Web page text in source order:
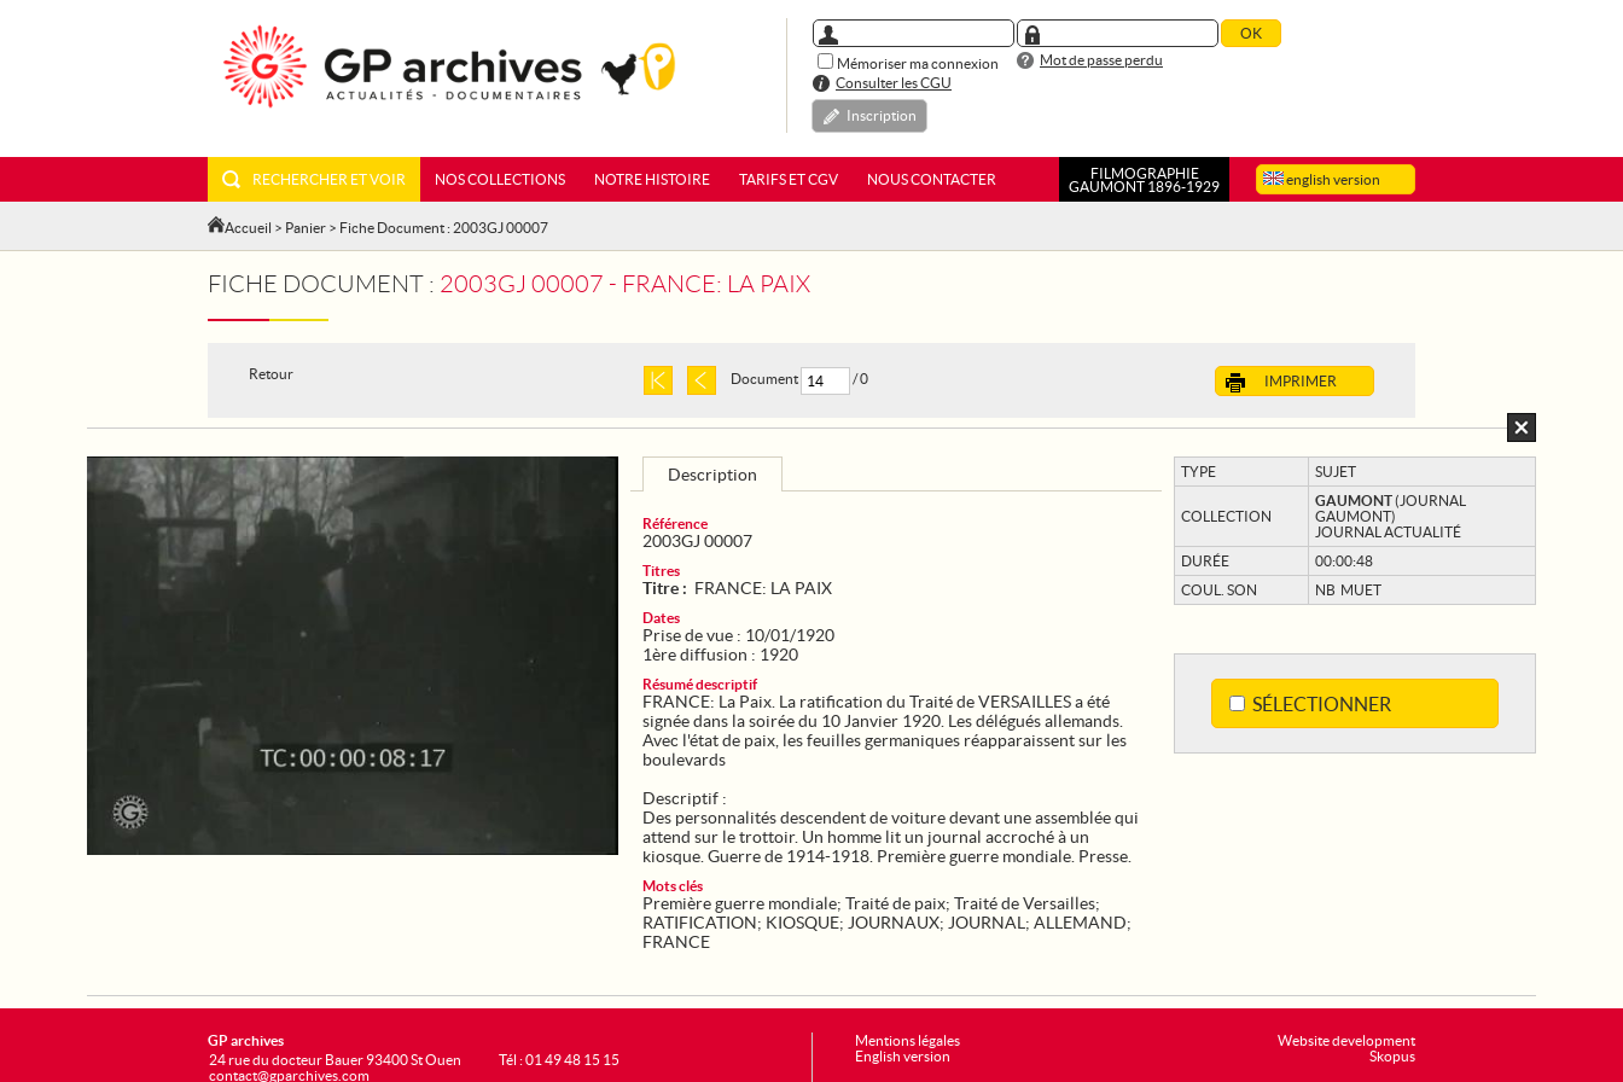
Mémoriser ma connexion
Mot de passe perdu
Consulter les CGU
Inscription
english version
RECHERCHER ET VOIR NOS COLLECTIONS NOTRE HISTOIRE TARIFS ET CGV NOUS CONTACTER
FILMOGRAPHIE
GAUMONT 1896-1929
Accueil > Panier > Fiche Document : 2003GJ 00007
FICHE DOCUMENT : 2003GJ 00007 - FRANCE: LA PAIX
Retour IMPRIMER
Document / 0
TYPE SUJET
COLLECTION
GAUMONT(JOURNAL
GAUMONT)
JOURNAL ACTUALITÉ
DURÉE
00:00:48
COUL. SON
NB MUET
SÉLECTIONNER
Description
Référence
2003GJ 00007
Titres
Titre : FRANCE: LA PAIX
Dates
Prise de vue : 10/01/1920
1ère diffusion : 1920
Résumé descriptif
FRANCE: La Paix. La ratification du Traité de VERSAILLES a été
signée dans la soirée du 10 Janvier 1920. Les délégués allemands.
Avec l'état de paix, les feuilles germaniques réapparaissent sur les
boulevards
Descriptif :
Des personnalités descendent de voiture devant une assemblée qui
attend sur le trottoir. Un homme lit un journal accroché à un
kiosque. Guerre de 1914-1918. Première guerre mondiale. Presse.
Mots clés
Première guerre mondiale; Traité de paix; Traité de Versailles;
RATIFICATION; KIOSQUE; JOURNAUX; JOURNAL ; ALLEMAND;
FRANCE
Website development
Skopus
GP archives
24 rue du docteur Bauer 93400 St Ouen
contact@gparchives.com
Tél : 01 49 48 15 15
Mentions légales
English version